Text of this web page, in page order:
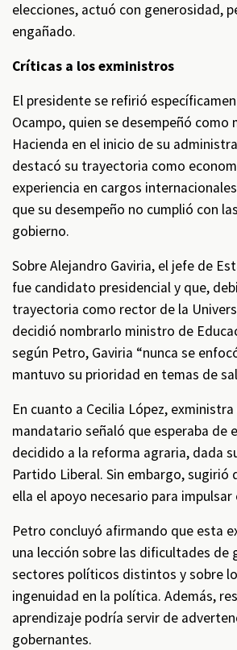
elecciones, actuó con generosidad,
engañado.
Críticas a los exministros
El presidente se refirió
Ocampo, quien se desempeñó como
Hacienda en el inicio de su
destacó su trayectoria como
experiencia en cargos
que su desempeño no cumplió con
gobierno.
Sobre Alejandro Gaviria, el jefe de
fue candidato presidencial y que,
trayectoria como rector de la
decidió nombrarlo ministro de
según Petro, Gaviria “nunca se
mantuvo su prioridad en temas de
En cuanto a Cecilia López,
mandatario señaló que esperaba de
decidido a la reforma agraria, dada
Partido Liberal. Sin embargo, sugirió
ella el apoyo necesario para
Petro concluyó afirmando que esta
una lección sobre las dificultades de
sectores políticos distintos y sobre
ingenuidad en la política. Además,
aprendizaje podría servir de
gobernantes.